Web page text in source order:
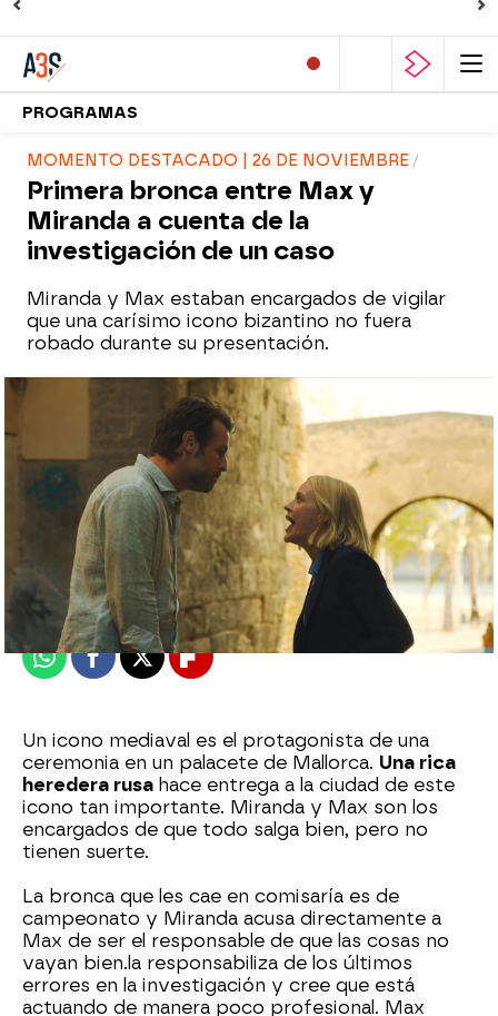
PROGRAMAS
MOMENTO DESTACADO | 26 DE NOVIEMBRE
Primera bronca entre Max y
Miranda a cuenta de la
investigación de un caso
Miranda y Max estaban encargados de vigilar
que una carísimo icono bizantino no fuera
robado durante su presentación.
atreseries
Madrid
Publicado: 27 de noviembre de 2021, 10:03
WhatsappFacebook
X Flipboard
Un icono mediaval es el protagonista de una
ceremonia en un palacete de Mallorca. Una rica
heredera rusa hace entrega a la ciudad de este
icono tan importante. Miranda y Max son los
encargados de que todo salga bien, pero no
tienen suerte.
La bronca que les cae en comisaría es de
campeonato y Miranda acusa directamente a
Max de ser el responsable de que las cosas no
vayan bien.la responsabiliza de los últimos
errores en la investigación y cree que está
actuando de manera poco profesional. Max